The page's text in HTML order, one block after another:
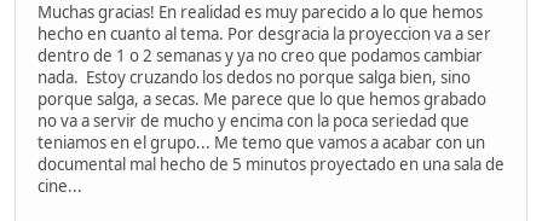
Muchas gracias! En realidad es muy parecido a lo que hemos
hecho en cuanto al tema. Por desgracia la proyeccion va a ser
dentro de 1 o 2 semanas y ya no creo que podamos cambiar
nada. Estoy cruzando los dedos no porque salga bien, sino
porque salga, a secas. Me parece que lo que hemos grabado
no va a servir de mucho y encima con la poca seriedad que
teniamos en el grupo... Me temo que vamos a acabar con un
documental mal hecho de 5 minutos proyectado en una sala de
cine...